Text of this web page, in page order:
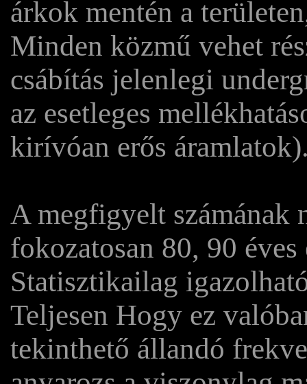
árkok mentén a
Minden közmű vehet
csábítás jelenlegi
az esetleges
kirívóan erős
A megfigyelt számának
fokozatosan 80, 90
Statisztikailag
Teljesen Hogy ez
tekinthető állandó